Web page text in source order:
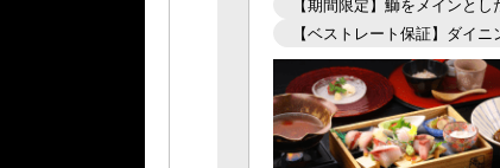
【ベストレート保証】ダイ